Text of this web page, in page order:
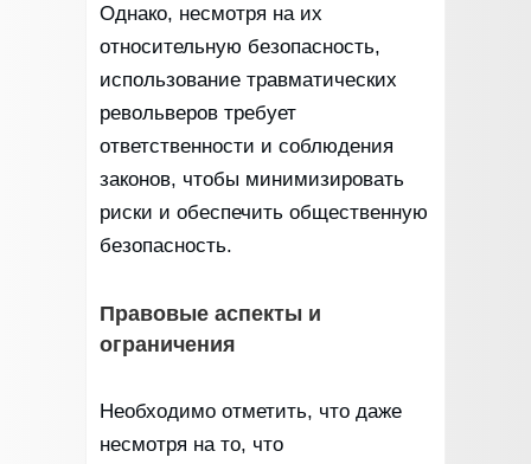
Однако, несмотря на их
относительную безопасность,
использование травматических
револьверов требует
ответственности и соблюдения
законов, чтобы минимизировать
риски и обеспечить общественную
безопасность.
Правовые аспекты и
ограничения
Необходимо отметить, что даже
несмотря на то, что